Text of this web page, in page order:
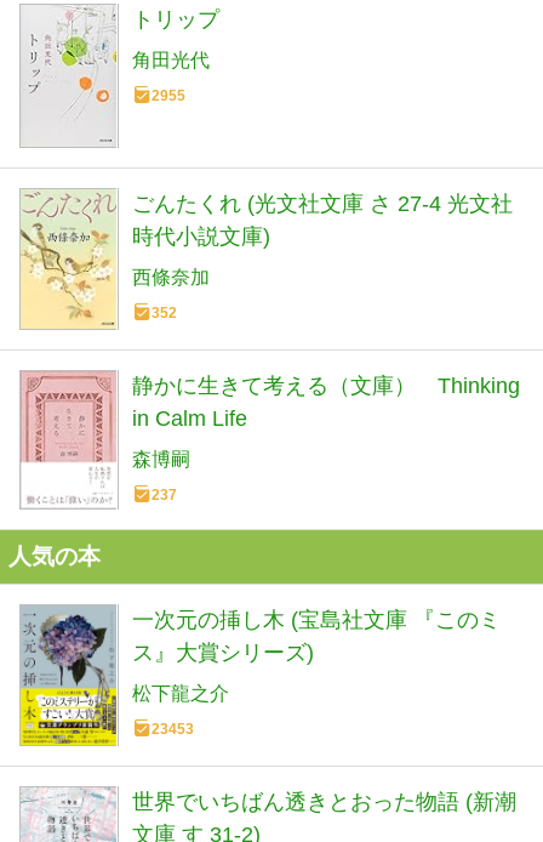
トリップ
角田光代
2955
ごんたくれ (光文社文庫 さ 27-4 光文社
時代小説文庫)
西條奈加
352
静かに生きて考える（文庫） Thinking
in Calm Life
森博嗣
237
人気の本
一次元の挿し木 (宝島社文庫 『このミ
ス』大賞シリーズ)
松下龍之介
23453
世界でいちばん透きとおった物語 (新潮
文庫 す 31-2)